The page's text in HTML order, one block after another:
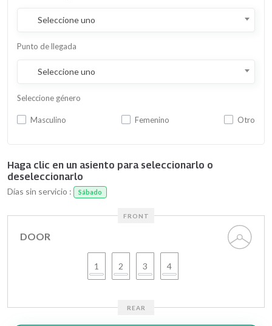
Seleccione uno
Punto de llegada
Seleccione uno
Seleccione género
Masculino Femenino Otro
Haga clic en un asiento para seleccionarlo o
deseleccionarlo
Días sin servicio : Sábado
FRONT
REAR
DOOR
1 2 3 4